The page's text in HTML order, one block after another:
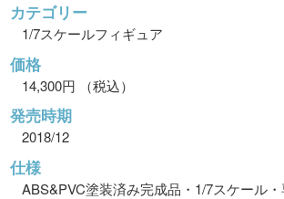
カテゴリー
1/7スケールフィギュア
価格
14,300円 （税込）
発売時期
2018/12
仕様
ABS&PVC塗装済み完成品・1/7スケール